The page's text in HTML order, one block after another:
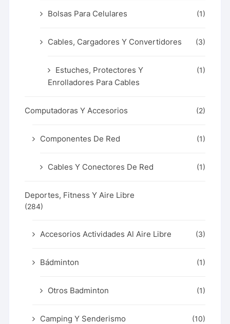
Bolsas Para Celulares (1)
Cables, Cargadores Y Convertidores (3)
Estuches, Protectores Y
Enrolladores Para Cables
(1)
Computadoras Y Accesorios (2)
Componentes De Red (1)
Cables Y Conectores De Red (1)
Deportes, Fitness Y Aire Libre
(284)
Accesorios Actividades Al Aire Libre (3)
Bádminton (1)
Otros Badminton (1)
Camping Y Senderismo (10)